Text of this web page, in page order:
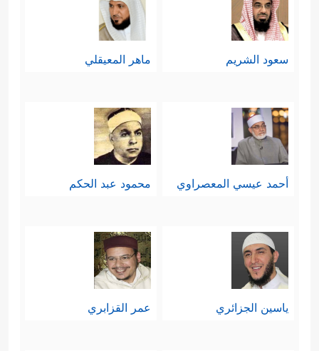
سعود الشريم ماهر المعيقلي
أحمد عيسي المعصراوي محمود عبد الحكم
ياسين الجزائري عمر القزابري